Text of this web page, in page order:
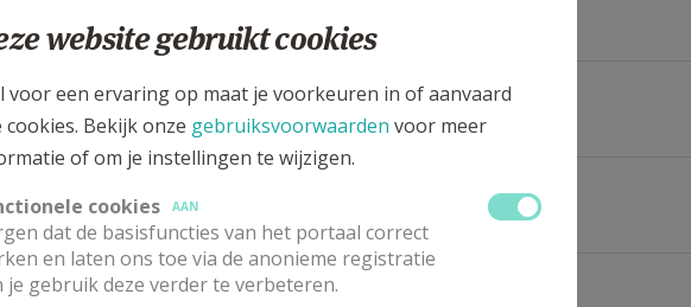
9.00 Eucharistie
9.00 Eucharistie
9.00
website gebruikt cookies
voor een ervaring op maat je voorkeuren in of aanvaard
cookies. Bekijk onze gebruiksvoorwaarden voor meer
of om je instellingen te wijzigen.
cookies
AAN
dat de basisfuncties van het portaal correct
en laten ons toe via de anonieme registratie
je gebruik deze verder te verbeteren.